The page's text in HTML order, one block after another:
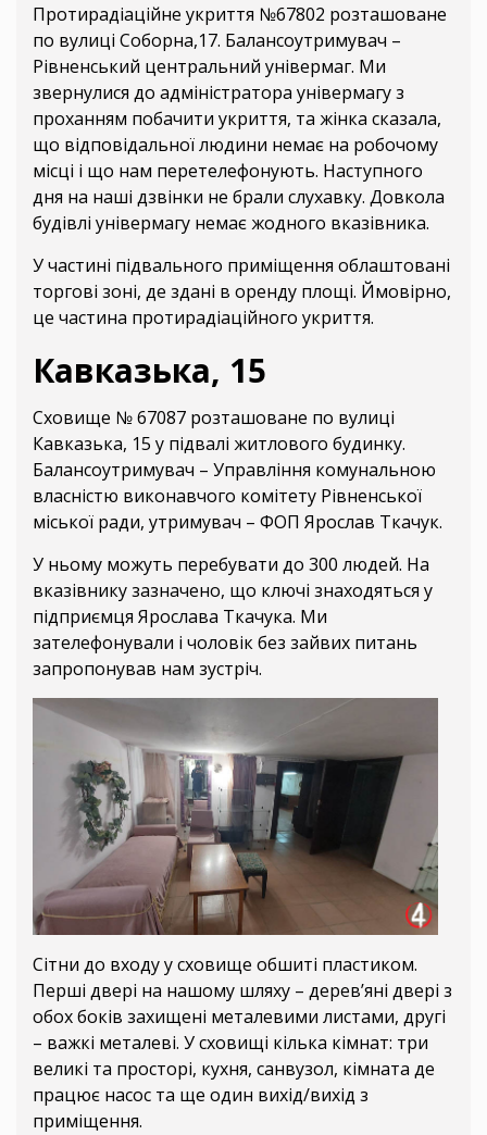
Протирадіаційне укриття №67802 розташоване
по вулиці Соборна,17. Балансоутримувач –
Рівненський центральний універмаг. Ми
звернулися до адміністратора універмагу з
проханням побачити укриття, та жінка сказала,
що відповідальної людини немає на робочому
місці і що нам перетелефонують. Наступного
дня на наші дзвінки не брали слухавку. Довкола
будівлі універмагу немає жодного вказівника.
У частині підвального приміщення облаштовані
торгові зоні, де здані в оренду площі. Ймовірно,
це частина протирадіаційного укриття.
Кавказька, 15
Сховище № 67087 розташоване по вулиці
Кавказька, 15 у підвалі житлового будинку.
Балансоутримувач – Управління комунальною
власністю виконавчого комітету Рівненської
міської ради, утримувач – ФОП Ярослав Ткачук.
У ньому можуть перебувати до 300 людей. На
вказівнику зазначено, що ключі знаходяться у
підприємця Ярослава Ткачука. Ми
зателефонували і чоловік без зайвих питань
запропонував нам зустріч.
Сітни до входу у сховище обшиті пластиком.
Перші двері на нашому шляху – дерев’яні двері з
обох боків захищені металевими листами, другі
– важкі металеві. У сховищі кілька кімнат: три
великі та просторі, кухня, санвузол, кімната де
працює насос та ще один вихід/вихід з
приміщення.